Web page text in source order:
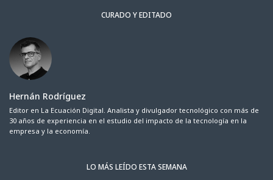
CURADO Y EDITADO
Hernán Rodríguez
Editor en La Ecuación Digital. Analista y divulgador tecnológico con más de
30 años de experiencia en el estudio del impacto de la tecnología en la
empresa y la economía.
LO MÁS LEÍDO ESTA SEMANA